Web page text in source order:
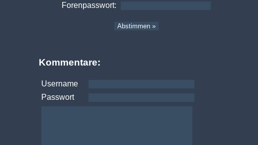
Forenpasswort:
Kommentare:
Username
Passwort